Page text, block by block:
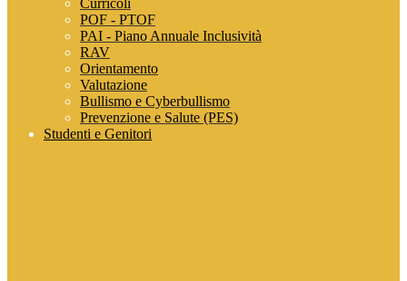
Curricoli
POF - PTOF
PAI - Piano Annuale Inclusività
RAV
Orientamento
Valutazione
Bullismo e Cyberbullismo
Prevenzione e Salute (PES)
Studenti e Genitori